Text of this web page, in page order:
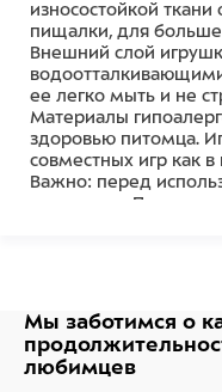
износостойкой
пищалки, для
Внешний слой
ее легко мыть и не
Материалы
здоровью питомца.
совместных игр как
Важно: перед
крепления.
Полиэстер
Мы заботимся о
любимцев